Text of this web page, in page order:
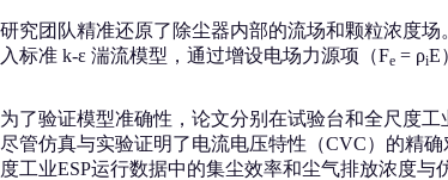
研究团队精准还原了除尘器内部的流场和颗粒浓度场
入标准 k-ε 湍流模型，通过增设电场力源项（Fe = ρiE
为了验证模型准确性，论文分别在试验台和全尺度
尽管仿真与实验证明了电流电压特性（CVC）的精
度工业ESP运行数据中的集尘效率和尘气排放浓度与